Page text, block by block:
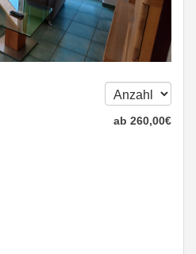
ab 260,00€